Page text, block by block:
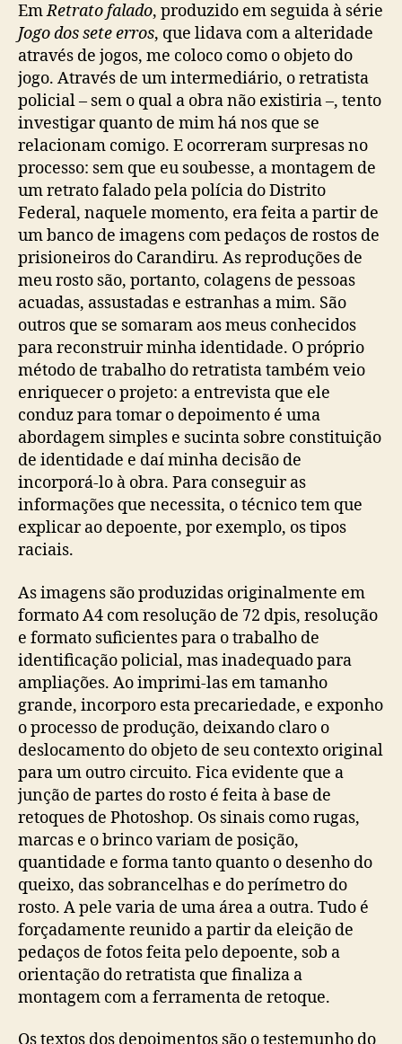
EmRetrato falado, produzido em seguida à série
Jogo dos sete erros, que lidava com a alteridade
através de jogos, me coloco como o objeto do
jogo. Através de um intermediário, o retratista
policial – sem o qual a obra não existiria –, tento
investigar quanto de mim há nos que se
relacionam comigo. E ocorreram surpresas no
processo: sem que eu soubesse, a montagem de
um retrato falado pela polícia do Distrito
Federal, naquele momento, era feita a partir de
um banco de imagens com pedaços de rostos de
prisioneiros do Carandiru. As reproduções de
meu rosto são, portanto, colagens de pessoas
acuadas, assustadas e estranhas a mim. São
outros que se somaram aos meus conhecidos
para reconstruir minha identidade. O próprio
método de trabalho do retratista também veio
enriquecer o projeto: a entrevista que ele
conduz para tomar o depoimento é uma
abordagem simples e sucinta sobre constituição
de identidade e daí minha decisão de
incorporá-lo à obra. Para conseguir as
informações que necessita, o técnico tem que
explicar ao depoente, por exemplo, os tipos
raciais.
As imagens são produzidas originalmente em
formato A4 com resolução de 72 dpis, resolução
e formato suficientes para o trabalho de
identificação policial, mas inadequado para
ampliações. Ao imprimi-las em tamanho
grande, incorporo esta precariedade, e exponho
o processo de produção, deixando claro o
deslocamento do objeto de seu contexto original
para um outro circuito. Fica evidente que a
junção de partes do rosto é feita à base de
retoques de Photoshop. Os sinais como rugas,
marcas e o brinco variam de posição,
quantidade e forma tanto quanto o desenho do
queixo, das sobrancelhas e do perímetro do
rosto. A pele varia de uma área a outra. Tudo é
forçadamente reunido a partir da eleição de
pedaços de fotos feita pelo depoente, sob a
orientação do retratista que finaliza a
montagem com a ferramenta de retoque.